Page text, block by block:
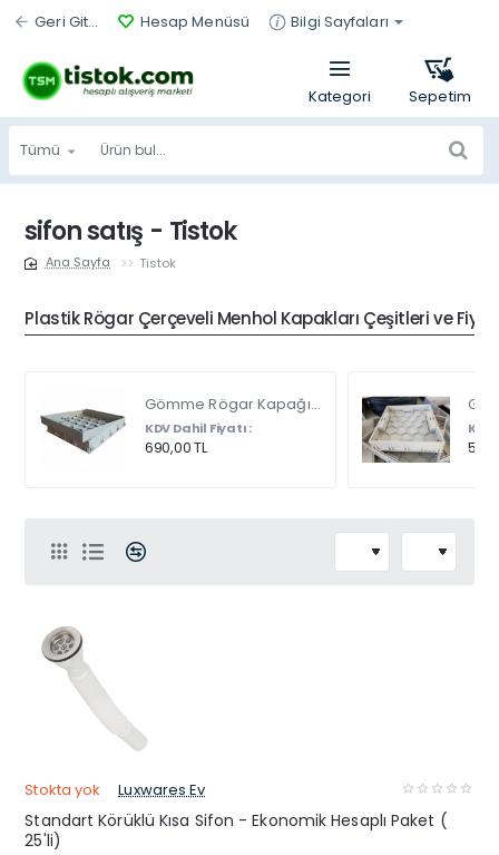
Geri Git... Hesap Menüsü Bilgi Sayfaları
Tümü
Ürün
bul...
sifon satış - Tistok
Tistok
Plastik Rögar Çerçeveli Menhol Kapakları Çeşitleri ve
Gömme Rögar Kapağı - Seramik - Fayans Ve Mermer Zeminlerde - Gizli Çerçeve Kapak Çift Kulplu 45 X 45
KDV Dahil Fiyatı :
690,00 TL
KDV
Stokta yok Luxwares Ev
Standart Körüklü Kısa Sifon - Ekonomik Hesaplı Paket (
25'li)